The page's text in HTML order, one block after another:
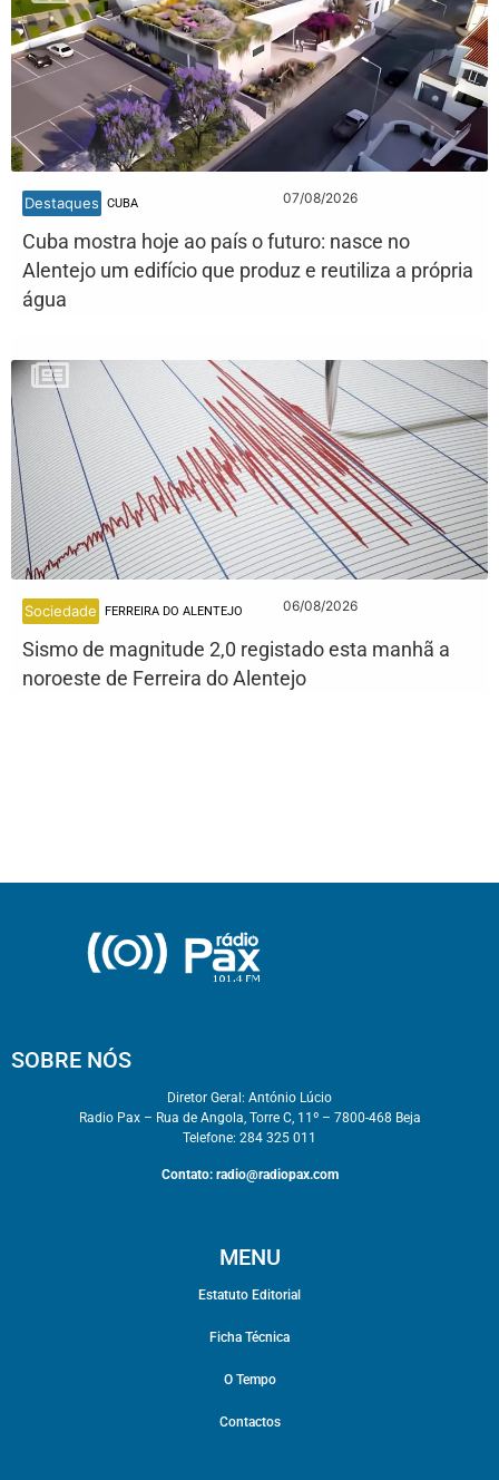
Destaques CUBA 07/08/2026
Cuba mostra hoje ao país o futuro: nasce no
Alentejo um edifício que produz e reutiliza a própria
água
Sociedade FERREIRA DO ALENTEJO 06/08/2026
Sismo de magnitude 2,0 registado esta manhã a
noroeste de Ferreira do Alentejo
SOBRE NÓS
Diretor Geral: António Lúcio
Radio Pax – Rua de Angola, Torre C, 11º – 7800-468 Beja
Telefone: 284 325 011
Contato: radio@radiopax.com
MENU
Estatuto Editorial
Ficha Técnica
O Tempo
Contactos